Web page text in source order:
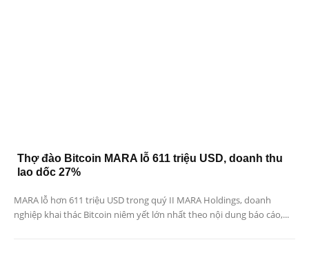
Thợ đào Bitcoin MARA lỗ 611 triệu USD, doanh thu
lao dốc 27%
MARA lỗ hơn 611 triệu USD trong quý II MARA Holdings, doanh
nghiệp khai thác Bitcoin niêm yết lớn nhất theo nội dung báo cáo,...